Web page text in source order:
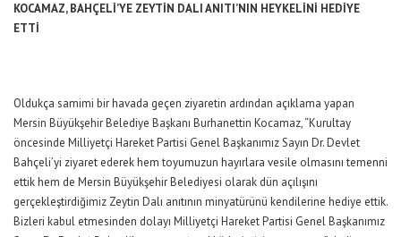
KOCAMAZ, BAHÇELİ’YE ZEYTİN DALI ANITI’NIN HEYKELİNİ HEDİYE
ETTİ
Oldukça samimi bir havada geçen ziyaretin ardından açıklama yapan
Mersin Büyükşehir Belediye Başkanı Burhanettin Kocamaz, “Kurultay
öncesinde Milliyetçi Hareket Partisi Genel Başkanımız Sayın Dr. Devlet
Bahçeli’yi ziyaret ederek hem toyumuzun hayırlara vesile olmasını temenni
ettik hem de Mersin Büyükşehir Belediyesi olarak dün açılışını
gerçekleştirdiğimiz Zeytin Dalı anıtının minyatürünü kendilerine hediye ettik.
Bizleri kabul etmesinden dolayı Milliyetçi Hareket Partisi Genel Başkanımız